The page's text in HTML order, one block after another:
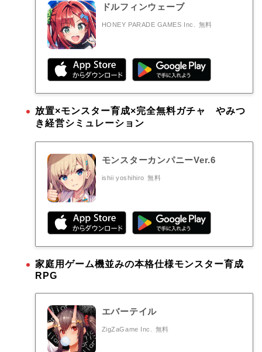
ドルフィンウェーブ
HONEY PARADE GAMES Inc. 無料
放置×モンスター育成×完全無料ガチャ やみつ
き経営シミュレーション
モンスターカンパニーVer.6
ishii yoshihiro 無料
家庭用ゲーム機並みの本格仕様モンスター育成
RPG
エバーテイル
ZigZaGame Inc. 無料